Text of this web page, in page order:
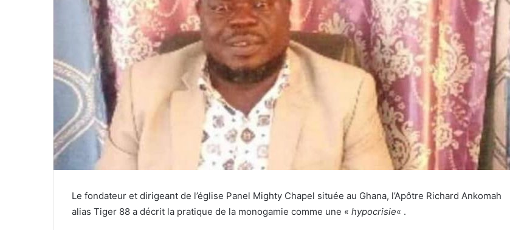
Le fondateur et dirigeant de l’église Panel Mighty Chapel située au Ghana, l’Apôtre Richard Ankomah
alias Tiger 88 a décrit la pratique de la monogamie comme une « hypocrisie« .